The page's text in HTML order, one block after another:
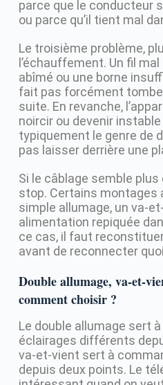
parce que le conducteur
ou parce qu’il tient mal
Le troisième problème,
l’échauffement. Un fil
abîmé ou une borne
fait pas forcément
suite. En revanche,
noircir ou devenir
typiquement le genre de
pas laisser derrière une
Si le câblage semble
stop. Certains montages
simple allumage, un va-
alimentation repiquée
ce cas, il faut
avant de reconnecter
Double allumage, va-et-
comment choisir ?
Le double allumage sert
éclairages différents
va-et-vient sert à
depuis deux points. Le